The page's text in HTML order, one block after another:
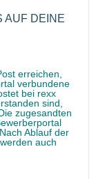
DEINE
erreichen,
verbundene
bei rexx
sind,
zugesandten
Ablauf der
auch